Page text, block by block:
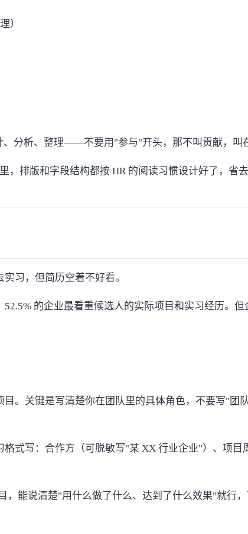
）
分析、整理——不要用"参与"开头，那不叫贡献，叫
，排版和字段结构都按 HR 的阅读习惯设计好了，省去
习，但简历空着不好看。
52.5% 的企业最看重候选人的实际项目和实习经历。但
。关键是写清楚你在团队里的具体角色，不要写"团
式写：合作方（可脱敏写"某 XX 行业企业"）、项目
能说清楚"用什么做了什么、达到了什么效果"就行，